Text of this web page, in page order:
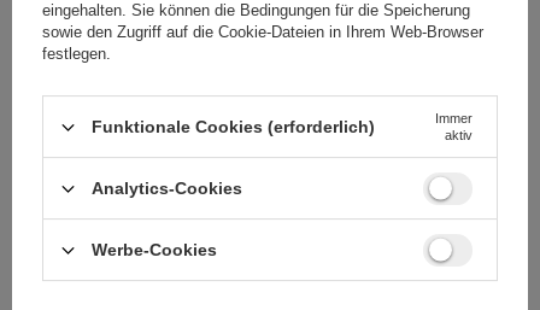
BC ŁB
Brauchen Sie Hilfe? Haben Sie
eingehalten. Sie können die Bedingungen für die Speicherung
sowie den Zugriff auf die Cookie-Dateien in Ihrem Web-Browser
festlegen.
Funktionale Cookies (erforderlich)
Immer
aktiv
Analytics-Cookies
Werbe-Cookies